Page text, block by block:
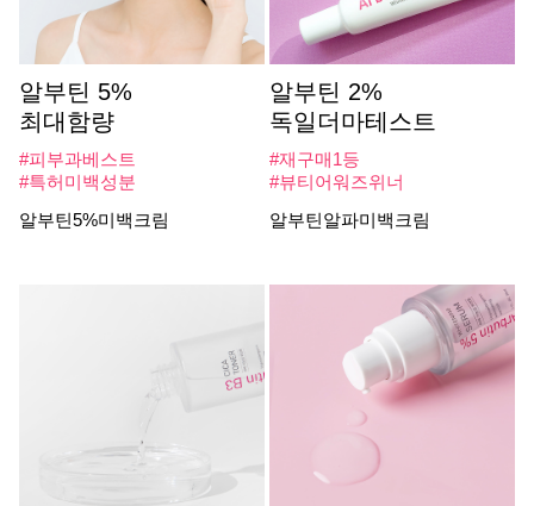
알부틴 5%
최대함량
#피부과베스트
#특허미백성분
알부틴5%미백크림
알부틴 2%
독일더마테스트
#재구매1등
#뷰티어워즈위너
알부틴알파미백크림